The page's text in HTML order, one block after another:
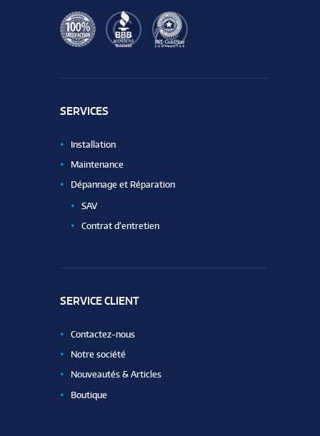
SERVICES
Installation
Maintenance
Dépannage et Réparation
SAV
Contrat d’entretien
SERVICE CLIENT
Contactez-nous
Notre société
Nouveautés & Articles
Boutique